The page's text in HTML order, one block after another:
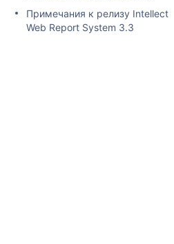
Примечания к релизу Intellect
Web Report System 3.3